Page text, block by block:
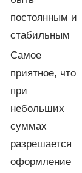
постоянным и
стабильным
Самое
приятное, что
при
небольших
суммах
разрешается
оформление